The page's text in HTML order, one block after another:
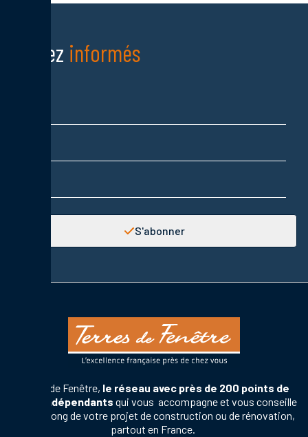
Restez informés
S'abonner
Terres de Fenêtre, le réseau avec près de 200 points de
vente indépendants qui vous accompagne et vous conseille
tout au long de votre projet de construction ou de rénovation,
partout en France.